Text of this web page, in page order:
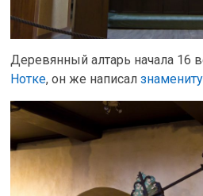
Деревянный алтарь начала 16
Нотке, он же написал